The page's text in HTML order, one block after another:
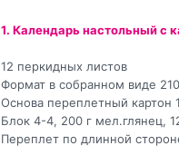
1. Календарь настольный с
12 перкидных листов
Формат в собранном виде
Основа переплетный
Блок 4-4, 200 г мел.глянец,
Переплет по длинной